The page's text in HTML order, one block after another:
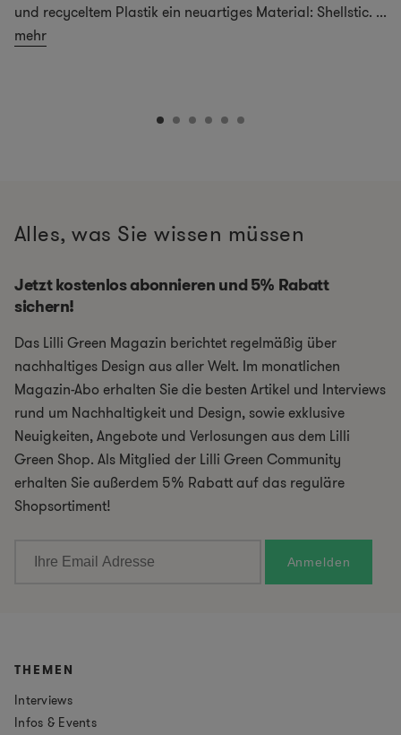
und recyceltem Plastik ein neuartiges Material: Shellstic. ...
mehr
Alles, was Sie wissen müssen
Jetzt kostenlos abonnieren und 5% Rabatt
sichern!
Das Lilli Green Magazin berichtet regelmäßig über
nachhaltiges Design aus aller Welt. Im monatlichen
Magazin-Abo erhalten Sie die besten Artikel und Interviews
rund um Nachhaltigkeit und Design, sowie exklusive
Neuigkeiten, Angebote und Verlosungen aus dem Lilli
Green Shop. Als Mitglied der Lilli Green Community
erhalten Sie außerdem 5% Rabatt auf das reguläre
Shopsortiment!
THEMEN
Interviews
Infos & Events